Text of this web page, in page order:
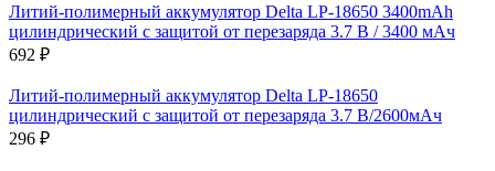
Литий-полимерный аккумулятор Delta LP-18650 3400mAh
цилиндрический с защитой от перезаряда 3.7 В / 3400 мАч
692 ₽
Литий-полимерный аккумулятор Delta LP-18650
цилиндрический с защитой от перезаряда 3.7 В/2600мАч
296 ₽